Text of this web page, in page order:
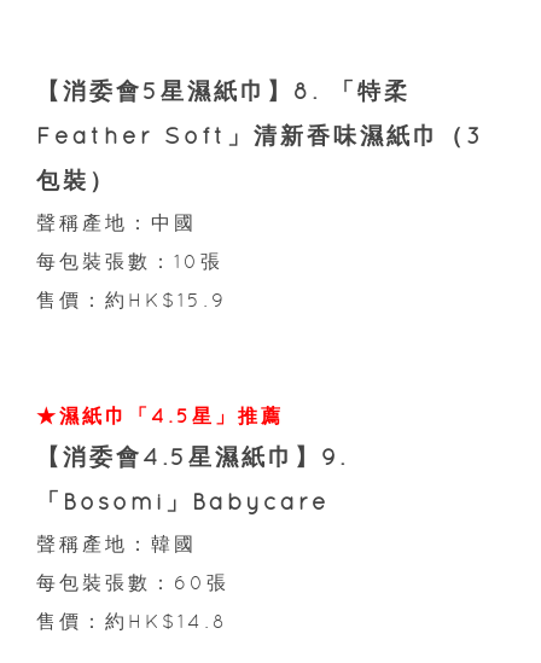
【消委會5星濕紙巾】8. 「特柔
Feather Soft」清新香味濕紙巾（3
包裝）
聲稱產地：中國
每包裝張數：10張
售價：約HK$15.9
★濕紙巾「4.5星」推薦
【消委會4.5星濕紙巾】9.
「Bosomi」Babycare
聲稱產地：韓國
每包裝張數：60張
售價：約HK$14.8